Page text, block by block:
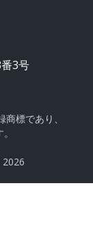
3号
標であり、